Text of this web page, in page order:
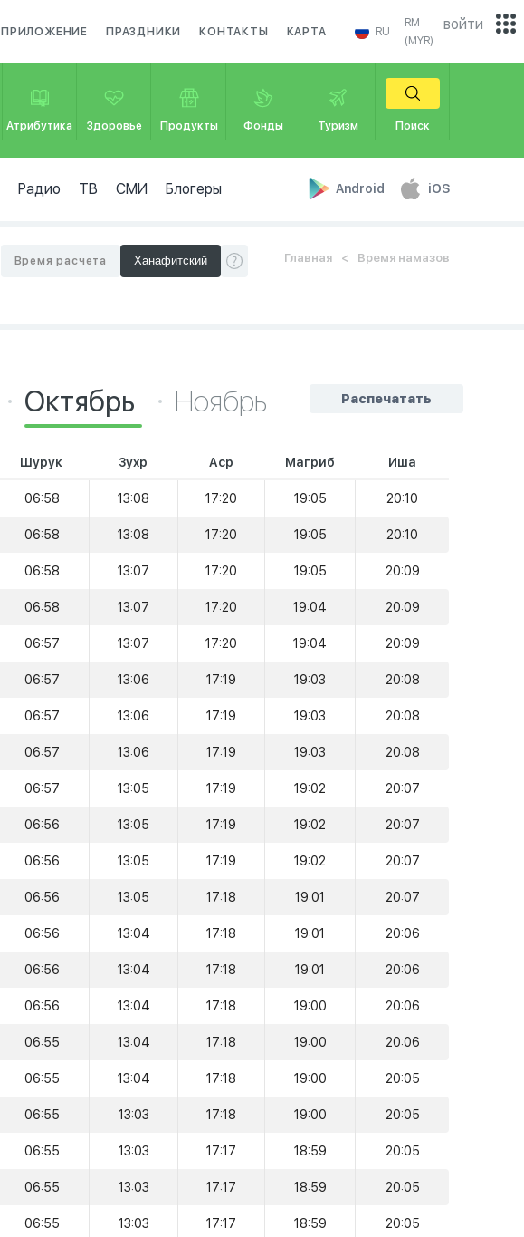
ПРИЛОЖЕНИЕ ПРАЗДНИКИ КОНТАКТЫ КАРТА RU
RM
(MYR)
Атрибутика Здоровье Продукты Фонды Туризм Поиск
Радио ТВ СМИ Блогеры Android iOS
войти
Главная Время намазов
Время расчета
Распечатать
Октябрь Ноябрь
Шурук Зухр Аср Магриб Иша
06:58 13:08 17:20 19:05 20:10
06:58 13:08 17:20 19:05 20:10
06:58 13:07 17:20 19:05 20:09
06:58 13:07 17:20 19:04 20:09
06:57 13:07 17:20 19:04 20:09
06:57 13:06 17:19 19:03 20:08
06:57 13:06 17:19 19:03 20:08
06:57 13:06 17:19 19:03 20:08
06:57 13:05 17:19 19:02 20:07
06:56 13:05 17:19 19:02 20:07
06:56 13:05 17:19 19:02 20:07
06:56 13:05 17:18 19:01 20:07
06:56 13:04 17:18 19:01 20:06
06:56 13:04 17:18 19:01 20:06
06:56 13:04 17:18 19:00 20:06
06:55 13:04 17:18 19:00 20:06
06:55 13:04 17:18 19:00 20:05
06:55 13:03 17:18 19:00 20:05
06:55 13:03 17:17 18:59 20:05
06:55 13:03 17:17 18:59 20:05
06:55 13:03 17:17 18:59 20:05